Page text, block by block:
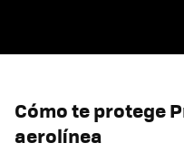
Cómo te protege
aerolínea